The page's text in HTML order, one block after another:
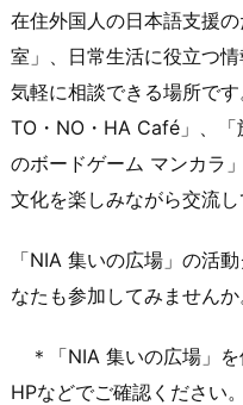
在住外国人の日本語支援
室」、日常生活に役立つ
気軽に相談できる場所で
TO・NO・HA Café」、
のボードゲーム マンカラ
文化を楽しみながら交流し
「NIA 集いの広場」の活
なたも参加してみませんか
＊「NIA 集いの広場」
HPなどでご確認ください。